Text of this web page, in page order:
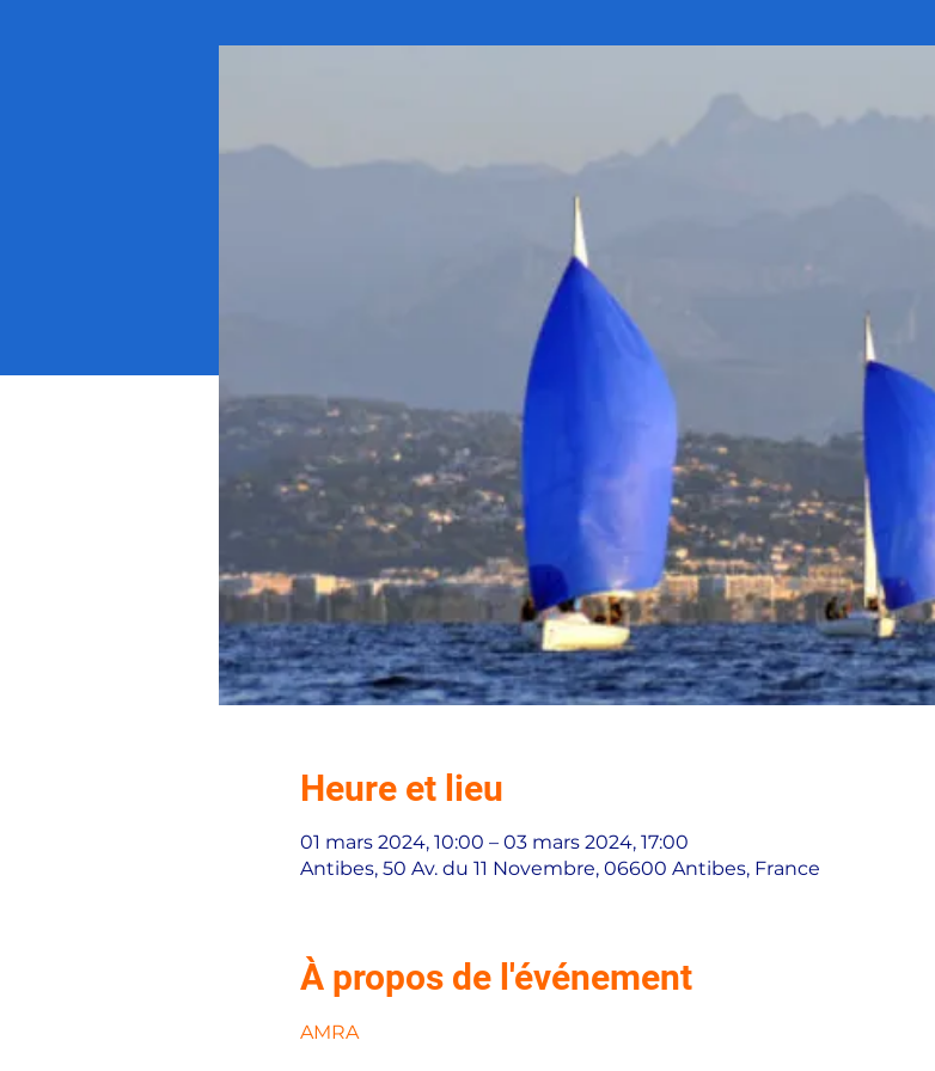
Heure et lieu
01 mars 2024, 10:00 – 03 mars 2024, 17:00
Antibes, 50 Av. du 11 Novembre, 06600 Antibes, France
À propos de l'événement
AMRA